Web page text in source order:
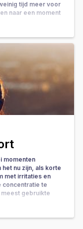
tijd meer voor
naar een moment
momenten
nu zijn, als korte
met irritaties en
concentratie te
meest gebruikte